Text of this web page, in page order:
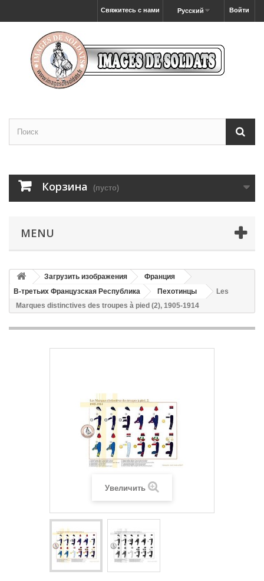
Войти
Русский
Свяжитесь с нами
Корзина (пусто)
MENU
Загрузить изображения
Франция
В-третьих Французская Республика
Пехотинцы
Les
Marques distinctives des troupes à pied (2), 1905-1914
Увеличить